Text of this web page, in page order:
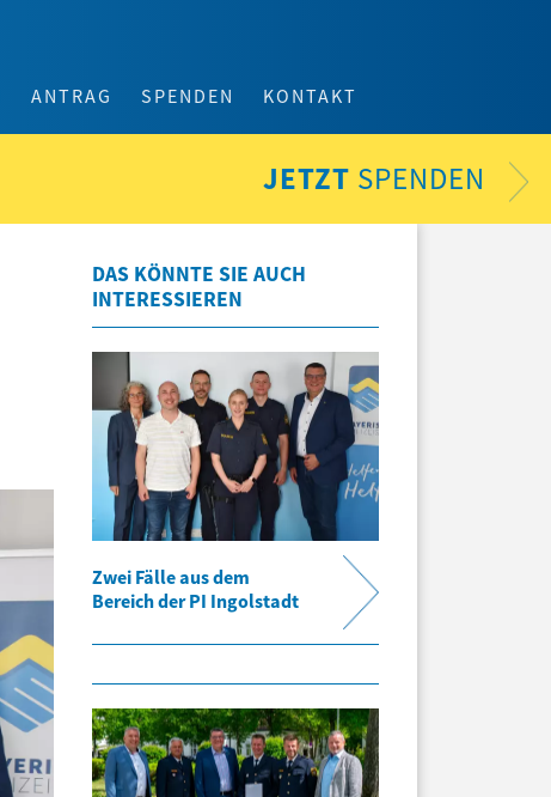
ANTRAG SPENDEN KONTAKT
JETZT SPENDEN
DAS KÖNNTE SIE AUCH
INTERESSIEREN
Zwei Fälle aus dem
Bereich der PI Ingolstadt